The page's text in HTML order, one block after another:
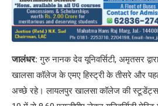
जालंधर: गुरु नानक देव यूनिवर्सिटी, अमृतसर
खालसा कॉलेज के एमए हिस्ट्री के तीसरे और
अच्छे रहे। लायलपुर खालसा कॉलेज की स्टूडेंट्स